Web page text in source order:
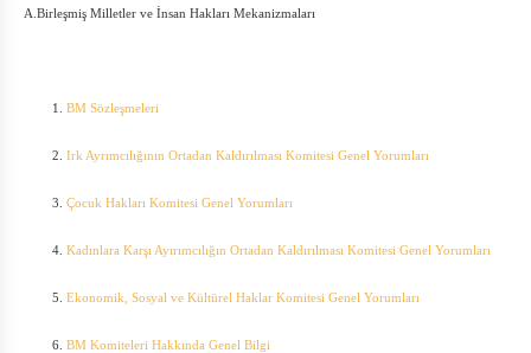
A.Birleşmiş Milletler ve İnsan Hakları Mekanizmaları
1. BM Sözleşmeleri
2. Irk Ayrımcılığının Ortadan Kaldırılması Komitesi Genel Yorumları
3. Çocuk Hakları Komitesi Genel Yorumları
4. Kadınlara Karşı Ayırımcılığın Ortadan Kaldırılması Komitesi Genel Yorumları
5. Ekonomik, Sosyal ve Kültürel Haklar Komitesi Genel Yorumları
6. BM Komiteleri Hakkında Genel Bilgi